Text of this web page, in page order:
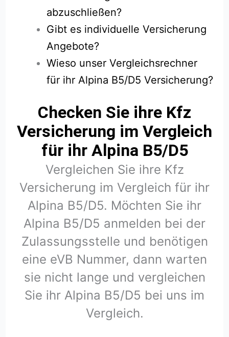
abzuschließen?
Gibt es individuelle Versicherung
Angebote?
Wieso unser Vergleichsrechner
für ihr Alpina B5/D5 Versicherung?
Checken Sie ihre Kfz
Versicherung im Vergleich
für ihr Alpina B5/D5
Vergleichen Sie ihre Kfz
Versicherung im Vergleich für ihr
Alpina B5/D5. Möchten Sie ihr
Alpina B5/D5 anmelden bei der
Zulassungsstelle und benötigen
eine eVB Nummer, dann warten
sie nicht lange und vergleichen
Sie ihr Alpina B5/D5 bei uns im
Vergleich.